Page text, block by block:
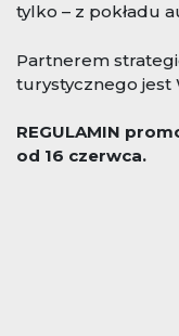
tylko – z pokładu
Partnerem
turystycznego jest
REGULAMIN
od 16 czerwca.